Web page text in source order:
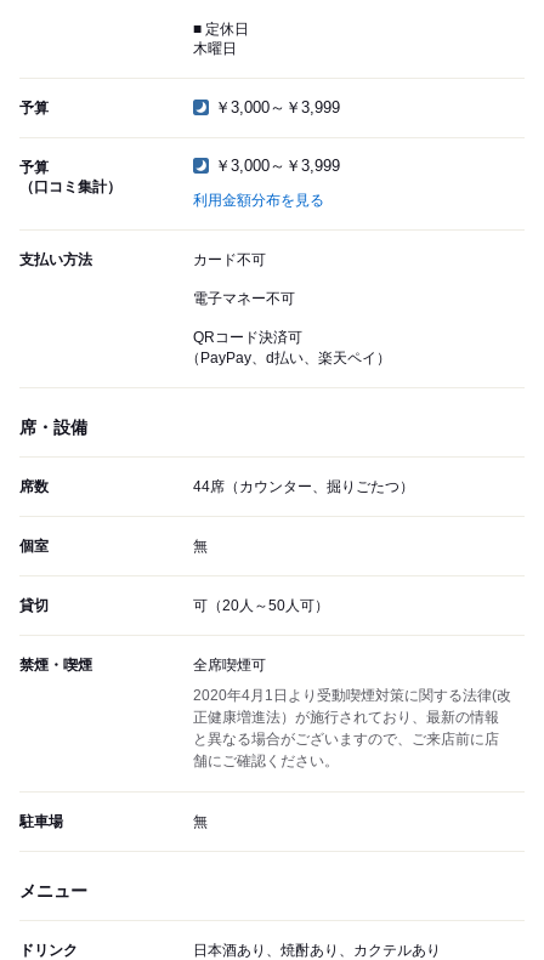
■ 定休日
木曜日
予算 ￥3,000～￥3,999
予算
（口コミ集計）
￥3,000～￥3,999
利用金額分布を見る
支払い方法 カード不可
電子マネー不可
QRコード決済可
（PayPay、d払い、楽天ペイ）
席・設備
席数 44席（カウンター、掘りごたつ）
個室 無
貸切 可（20人～50人可）
禁煙・喫煙
全席喫煙可
2020年4月1日より受動喫煙対策に関する法律(改
正健康増進法）が施行されており、最新の情報
と異なる場合がございますので、ご来店前に店
舗にご確認ください。
駐車場 無
メニュー
ドリンク 日本酒あり、焼酎あり、カクテルあり